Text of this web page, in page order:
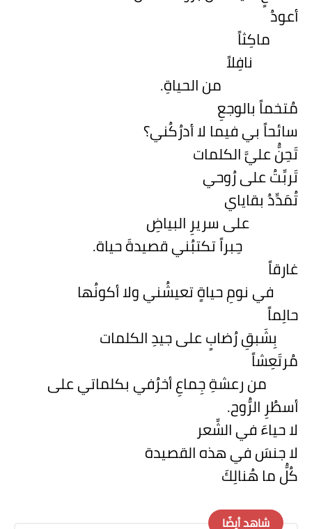
أعودُ
ماكِثاً
نافِلاً
من الحياةِ.
مُتخماً بالوجعِ
سائحاً بي فيما لا أدرُكُني؟
تَحِنُّ عليَّ الكلمات
تَربِّتُ على رُوحي
تُمَدِّدُ بقاياي
على سريرِ البياضِ
حِبراً تكتبُني قصيدةَ حياة.
غارقاً
في نومِ حياةٍ تعيشُني ولا أكونُها
حالِماً
بِشَبقِ رُضابٍ على جيدِ الكلمات
مُرتَعِشاً
من رعشةِ جِماعِ أخرُفي بكلماتي على
أسطُرِ الرُّوح.
لا حياءَ في الشِّعر
لا جنسَ في هذه القصيدة
كُلُّ ما هُنالِكَ
شاهد أيضًا